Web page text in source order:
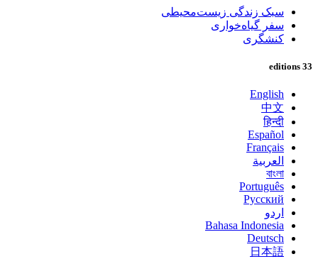
سبک زندگی زیست‌محیطی
سفر گیاه‌خواری
کنشگری
33 editions
English
中文
हिन्दी
Español
Français
العربية
বাংলা
Português
Русский
اردو
Bahasa Indonesia
Deutsch
日本語